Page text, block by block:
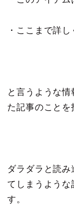
・ここまで詳
と言うような
た記事のことを
ダラダラと読
てしまうよう
す。